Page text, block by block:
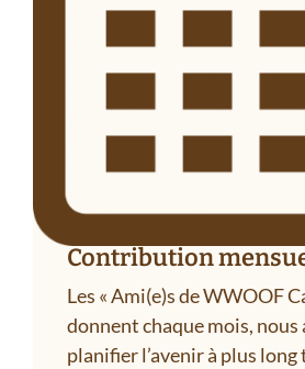
Contribution
Les « Ami(e)s de WWOOF
donnent chaque mois, nous
planifier l’avenir à plus long